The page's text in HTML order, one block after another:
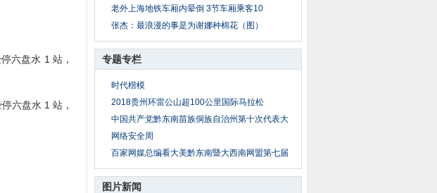
老外上海地铁车厢内晕倒 3节车厢乘客10
张杰：最浪漫的事是为谢娜种棉花（图）
专题专栏
时代楷模
2018贵州环雷公山超100公里国际马拉松
中国共产党黔东南苗族侗族自治州第十次代表大
网络安全周
百家网媒总编看大美黔东南暨大西南网盟第七届
图片新闻
六盘水 1 站，
六盘水 1 站，